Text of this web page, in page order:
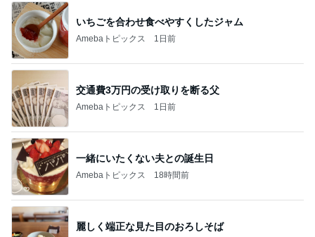
いちごを合わせ食べやすくしたジャム
Amebaトピックス 1日前
交通費3万円の受け取りを断る父
Amebaトピックス 1日前
一緒にいたくない夫との誕生日
Amebaトピックス 18時間前
麗しく端正な見た目のおろしそば